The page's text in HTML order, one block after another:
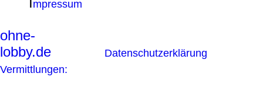
mpressum
ohne-
lobby.de
Datenschutzerklärung
Vermittlungen: